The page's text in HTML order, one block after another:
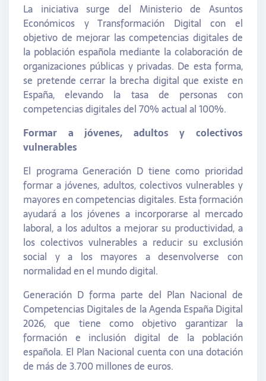
La iniciativa surge del Ministerio de Asuntos
Económicos y Transformación Digital con el
objetivo de mejorar las competencias digitales de
la población española mediante la colaboración de
organizaciones públicas y privadas. De esta forma,
se pretende cerrar la brecha digital que existe en
España, elevando la tasa de personas con
competencias digitales del 70% actual al 100%.
Formar a jóvenes, adultos y colectivos
vulnerables
El programa Generación D tiene como prioridad
formar a jóvenes, adultos, colectivos vulnerables y
mayores en competencias digitales. Esta formación
ayudará a los jóvenes a incorporarse al mercado
laboral, a los adultos a mejorar su productividad, a
los colectivos vulnerables a reducir su exclusión
social y a los mayores a desenvolverse con
normalidad en el mundo digital.
Generación D forma parte del Plan Nacional de
Competencias Digitales de la Agenda España Digital
2026, que tiene como objetivo garantizar la
formación e inclusión digital de la población
española. El Plan Nacional cuenta con una dotación
de más de 3.700 millones de euros.